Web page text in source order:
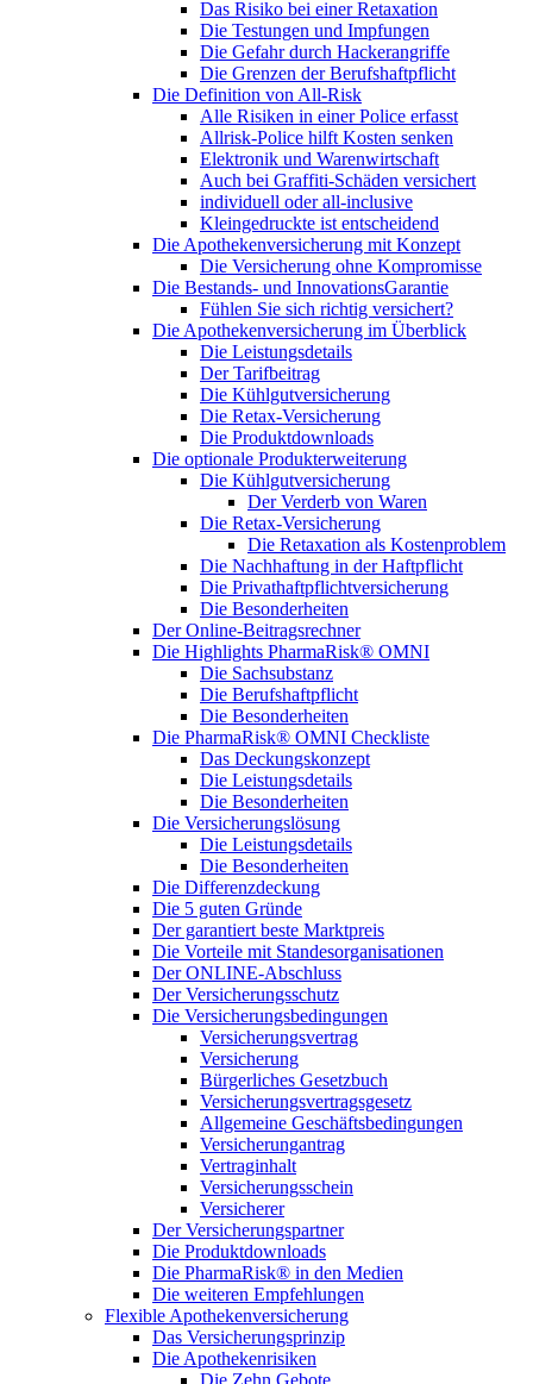
Das Risiko bei einer Retaxation
Die Testungen und Impfungen
Die Gefahr durch Hackerangriffe
Die Grenzen der Berufshaftpflicht
Die Definition von All-Risk
Alle Risiken in einer Police erfasst
Allrisk-Police hilft Kosten senken
Elektronik und Warenwirtschaft
Auch bei Graffiti-Schäden versichert
individuell oder all-inclusive
Kleingedruckte ist entscheidend
Die Apothekenversicherung mit Konzept
Die Versicherung ohne Kompromisse
Die Bestands- und InnovationsGarantie
Fühlen Sie sich richtig versichert?
Die Apothekenversicherung im Überblick
Die Leistungsdetails
Der Tarifbeitrag
Die Kühlgutversicherung
Die Retax-Versicherung
Die Produktdownloads
Die optionale Produkterweiterung
Die Kühlgutversicherung
Der Verderb von Waren
Die Retax-Versicherung
Die Retaxation als Kostenproblem
Die Nachhaftung in der Haftpflicht
Die Privathaftpflichtversicherung
Die Besonderheiten
Der Online-Beitragsrechner
Die Highlights PharmaRisk® OMNI
Die Sachsubstanz
Die Berufshaftpflicht
Die Besonderheiten
Die PharmaRisk® OMNI Checkliste
Das Deckungskonzept
Die Leistungsdetails
Die Besonderheiten
Die Versicherungslösung
Die Leistungsdetails
Die Besonderheiten
Die Differenzdeckung
Die 5 guten Gründe
Der garantiert beste Marktpreis
Die Vorteile mit Standesorganisationen
Der ONLINE-Abschluss
Der Versicherungsschutz
Die Versicherungsbedingungen
Versicherungsvertrag
Versicherung
Bürgerliches Gesetzbuch
Versicherungsvertragsgesetz
Allgemeine Geschäftsbedingungen
Versicherungantrag
Vertraginhalt
Versicherungsschein
Versicherer
Der Versicherungspartner
Die Produktdownloads
Die PharmaRisk® in den Medien
Die weiteren Empfehlungen
Flexible Apothekenversicherung
Das Versicherungsprinzip
Die Apothekenrisiken
Die Zehn Gebote